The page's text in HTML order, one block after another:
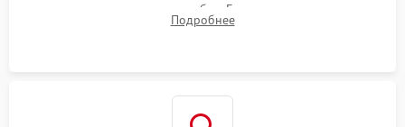
покрытия или появления грибка. Бережная очистка стекол
спецрастворами. Проверка целостности гравированной
Подробнее